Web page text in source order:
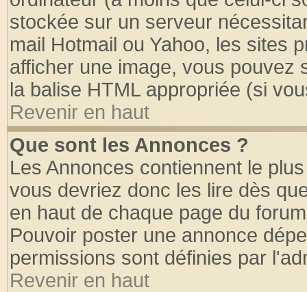
stockée sur un serveur
mail Hotmail ou Yahoo, les sites
afficher une image, vous pouvez
la balise HTML appropriée (si
Revenir en haut
Que sont les Annonces ?
Les Annonces contiennent le
vous devriez donc les lire dès
en haut de chaque page du
Pouvoir poster une annonce
permissions sont définies par
Revenir en haut